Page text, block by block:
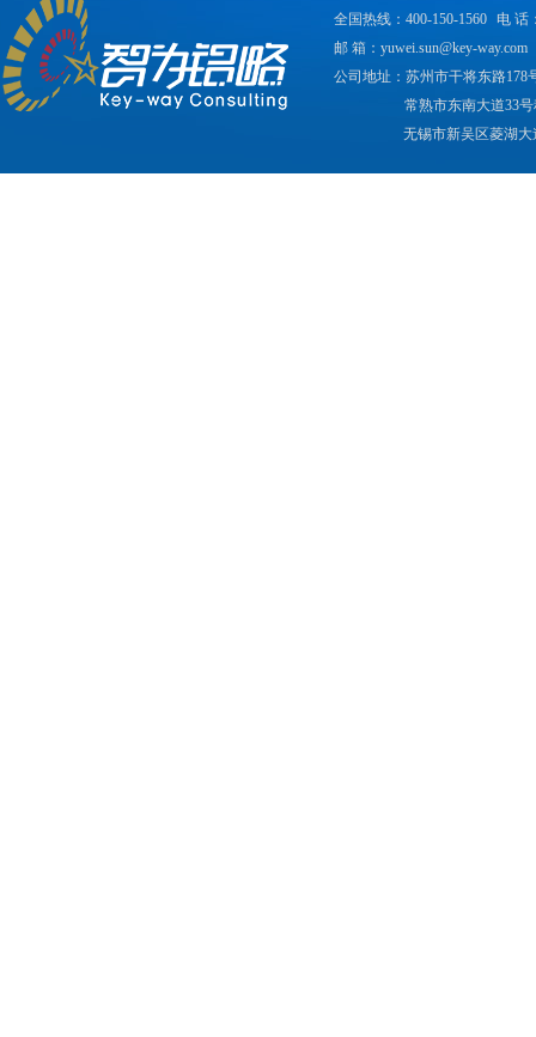
全国热线：400-150-1560 电 话
邮 箱：yuwei.sun@key-way.com
公司地址：苏州市干将东路178
常熟市东南大道33
无锡市新吴区菱湖大